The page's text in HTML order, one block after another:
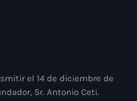
el 14 de diciembre de
Sr. Antonio Ceti.